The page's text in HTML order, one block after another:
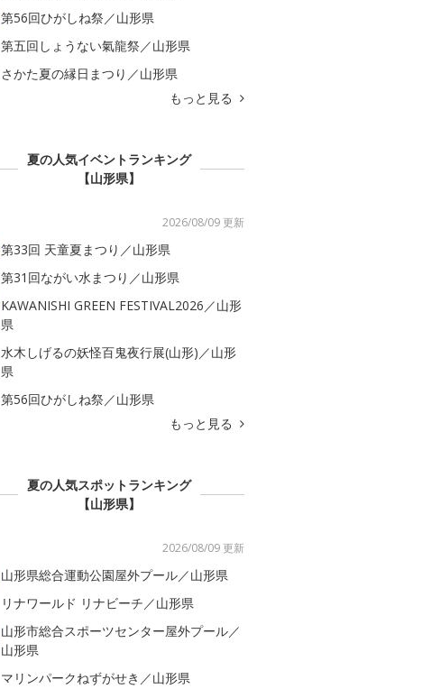
第56回ひがしね祭／山形県
第五回しょうない氣龍祭／山形県
さかた夏の縁日まつり／山形県
もっと見る
夏の人気イベントランキング
【山形県】
2026/08/09 更新
第33回 天童夏まつり／山形県
第31回ながい水まつり／山形県
KAWANISHI GREEN FESTIVAL2026／山形
県
水木しげるの妖怪百鬼夜行展(山形)／山形
県
第56回ひがしね祭／山形県
もっと見る
夏の人気スポットランキング
【山形県】
2026/08/09 更新
山形県総合運動公園屋外プール／山形県
リナワールド リナビーチ／山形県
山形市総合スポーツセンター屋外プール／
山形県
マリンパークねずがせき／山形県